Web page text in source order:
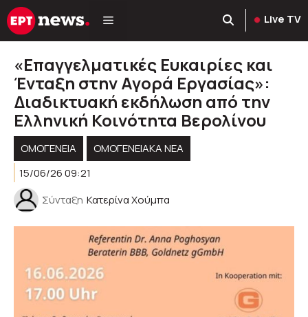
Μετάβαση
σε
Live TV
«Επαγγελματικές Ευκαιρίες και
Ένταξη στην Αγορά Εργασίας»:
Διαδικτυακή εκδήλωση από την
Ελληνική Κοινότητα Βερολίνου
ΟΜΟΓΈΝΕΙΑ
ΟΜΟΓΕΝΕΙΑΚΆ ΝΈΑ
15/06/26 09:21
Σύνταξη Κατερίνα Χούμπα